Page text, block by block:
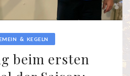
& KEGELN
beim ersten